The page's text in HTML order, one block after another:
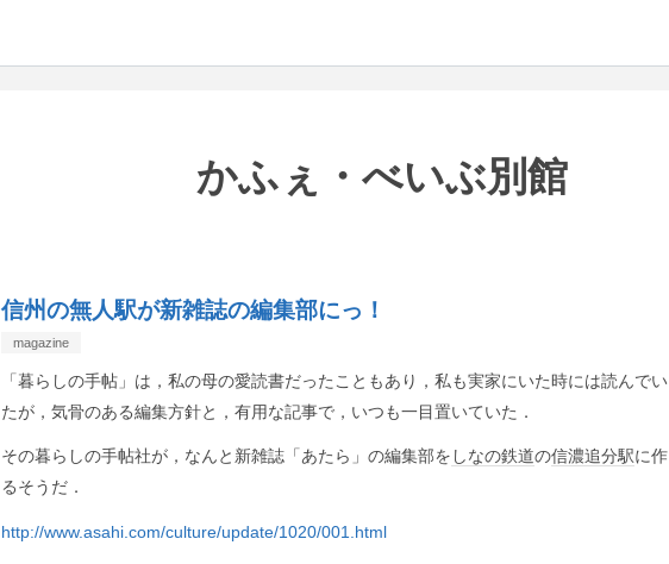
かふぇ・べいぶ別館
信州の無人駅が新雑誌の編集部にっ！
magazine
「暮らしの手帖」は，私の母の愛読書だったこともあり，私も実家にいた時には読んでい
たが，気骨のある編集方針と，有用な記事で，いつも一目置いていた．
その暮らしの手帖社が，なんと新雑誌「あたら」の編集部を しなの鉄道の信濃追分駅に作
るそうだ．
http://www.asahi.com/culture/update/1020/001.html